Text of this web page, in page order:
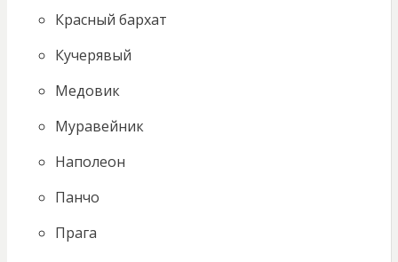
Красный бархат
Кучерявый
Медовик
Муравейник
Наполеон
Панчо
Прага